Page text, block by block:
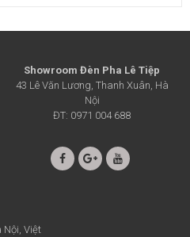
Showroom Đèn Pha Lê Tiệp
43 Lê Văn Lương, Thanh Xuân, Hà
Nội
ĐT: 0971 004 688
Nội, Việt